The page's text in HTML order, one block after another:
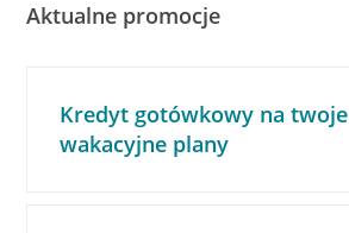
Aktualne promocje
Kredyt gotówkowy na twoje
wakacyjne plany